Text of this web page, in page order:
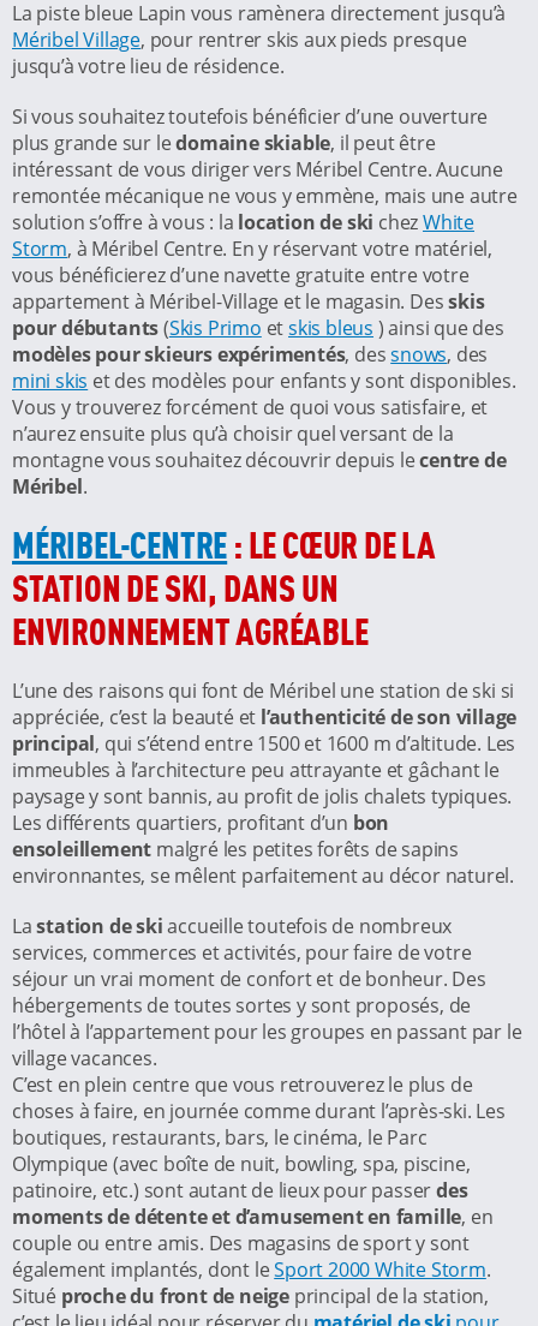
La piste bleue Lapin vous ramènera directement jusqu’à
Méribel Village, pour rentrer skis aux pieds presque
jusqu’à votre lieu de résidence.
Si vous souhaitez toutefois bénéficier d’une ouverture
plus grande sur ledomaine skiable, il peut être
intéressant de vous diriger vers Méribel Centre. Aucune
remontée mécanique ne vous y emmène, mais une autre
solution s’offre à vous : la location de ski chezWhite
Storm, à Méribel Centre. En y réservant votre matériel,
vous bénéficierez d’une navette gratuite entre votre
appartement à Méribel-Village et le magasin. Desskis
pour débutants(Skis Primo etskis bleus ) ainsi que des
modèles pour skieurs expérimentés, dessnows, des
mini skis et des modèles pour enfants y sont disponibles.
Vous y trouverez forcément de quoi vous satisfaire, et
n’aurez ensuite plus qu’à choisir quel versant de la
montagne vous souhaitez découvrir depuis lecentre de
Méribel.
MÉRIBEL-CENTRE: LE CŒUR DE LA
STATION DE SKI, DANS UN
ENVIRONNEMENT AGRÉABLE
L’une des raisons qui font de Méribel une station de ski si
appréciée, c’est la beauté et l’authenticité de son village
principal, qui s’étend entre 1500 et 1600 m d’altitude. Les
immeubles à l’architecture peu attrayante et gâchant le
paysage y sont bannis, au profit de jolis chalets typiques.
Les différents quartiers, profitant d’un bon
ensoleillement malgré les petites forêts de sapins
environnantes, se mêlent parfaitement au décor naturel.
Lastation de skiaccueille toutefois de nombreux
services, commerces et activités, pour faire de votre
séjour un vrai moment de confort et de bonheur. Des
hébergements de toutes sortes y sont proposés, de
l’hôtel à l’appartement pour les groupes en passant par le
village vacances.
C’est en plein centre que vous retrouverez le plus de
choses à faire, en journée comme durant l’après-ski. Les
boutiques, restaurants, bars, le cinéma, le Parc
Olympique (avec boîte de nuit, bowling, spa, piscine,
patinoire, etc.) sont autant de lieux pour passerdes
moments de détente et d’amusement en famille, en
couple ou entre amis. Des magasins de sport y sont
également implantés, dont leSport 2000 White Storm.
Situé proche du front de neige principal de la station,